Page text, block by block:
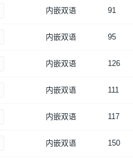
内嵌双语 91
内嵌双语 95
内嵌双语 126
内嵌双语 111
内嵌双语 117
内嵌双语 150